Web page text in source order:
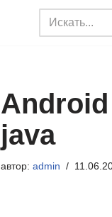
Android
java
автор: admin